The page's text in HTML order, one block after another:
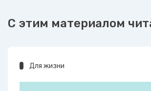
С этим материалом
Для жизни